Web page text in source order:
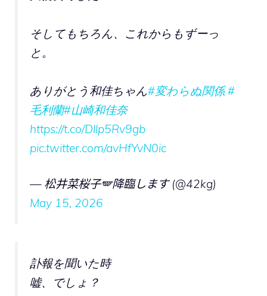
そしてもちろん、これからもずーっ
と。
ありがとう和佳ちゃん#変わらぬ関係 #
毛利蘭#山崎和佳奈
https://t.co/Dllp5Rv9gb
pic.twitter.com/avHfYvN0ic
— 松井菜桜子🪽降臨します (@42kg)
May 15, 2026
訃報を聞いた時
嘘、でしょ？